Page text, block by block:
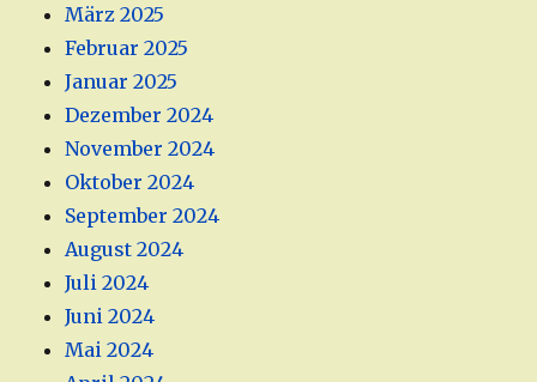
März 2025
Februar 2025
Januar 2025
Dezember 2024
November 2024
Oktober 2024
September 2024
August 2024
Juli 2024
Juni 2024
Mai 2024